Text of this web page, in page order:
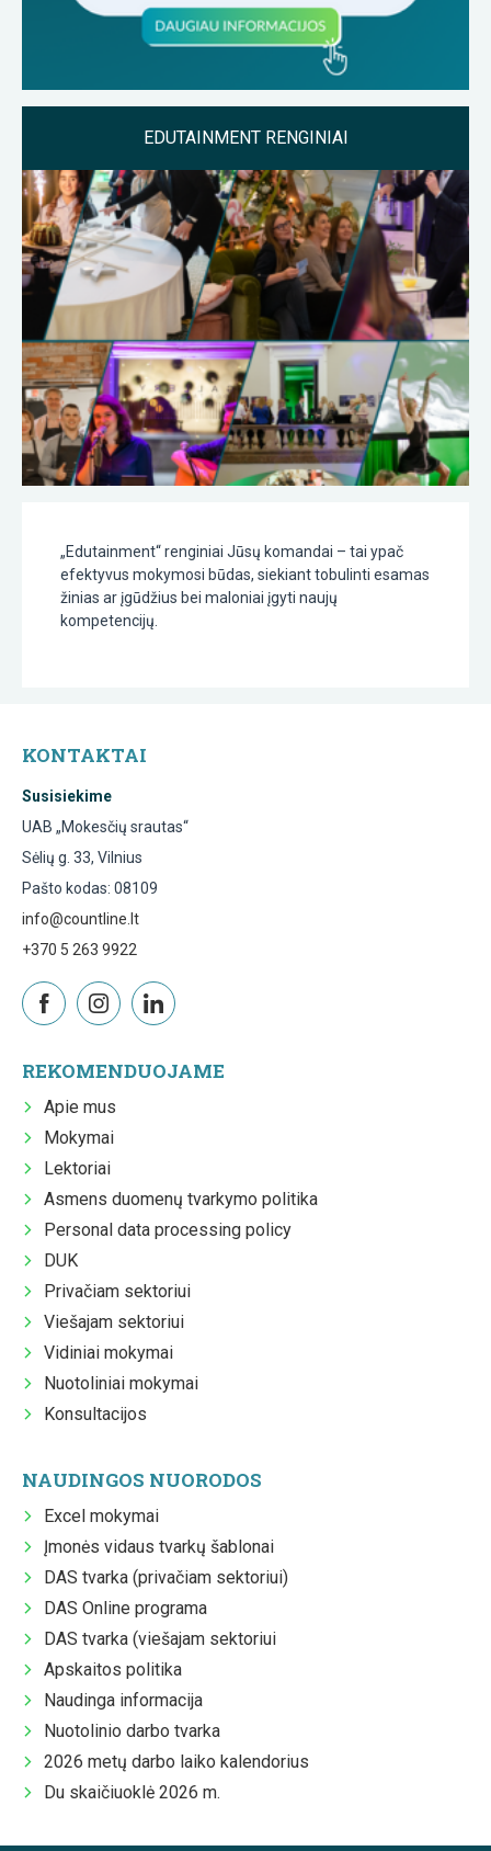
EDUTAINMENT RENGINIAI
„Edutainment“ renginiai Jūsų komandai – tai ypač
efektyvus mokymosi būdas, siekiant tobulinti esamas
žinias ar įgūdžius bei maloniai įgyti naujų
kompetencijų.
KONTAKTAI
Susisiekime
UAB „Mokesčių srautas“
Sėlių g. 33, Vilnius
Pašto kodas: 08109
info@countline.lt
+370 5 263 9922
REKOMENDUOJAME
Apie mus
Mokymai
Lektoriai
Asmens duomenų tvarkymo politika
Personal data processing policy
DUK
Privačiam sektoriui
Viešajam sektoriui
Vidiniai mokymai
Nuotoliniai mokymai
Konsultacijos
NAUDINGOS NUORODOS
Excel mokymai
Įmonės vidaus tvarkų šablonai
DAS tvarka (privačiam sektoriui)
DAS Online programa
DAS tvarka (viešajam sektoriui
Apskaitos politika
Naudinga informacija
Nuotolinio darbo tvarka
2026 metų darbo laiko kalendorius
Du skaičiuoklė 2026 m.